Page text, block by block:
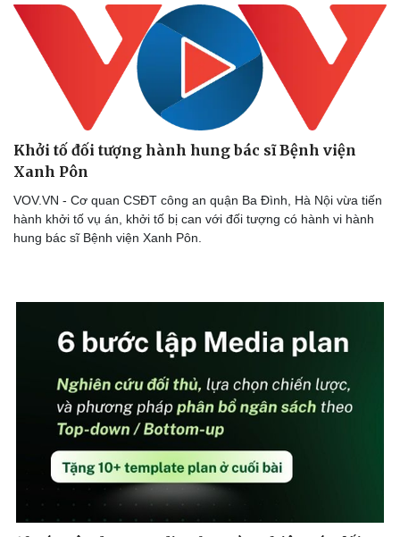
Làm đẹp - giảm cân
Phòng mạch online
Ăn sạch sống khỏe
Khởi tố đối tượng hành hung bác sĩ Bệnh viện
Xanh Pôn
VOV.VN - Cơ quan CSĐT công an quận Ba Đình, Hà Nội vừa tiến
hành khởi tố vụ án, khởi tố bị can với đối tượng có hành vi hành
hung bác sĩ Bệnh viện Xanh Pôn.